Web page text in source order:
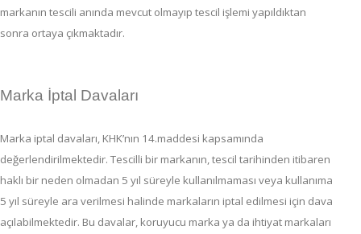
markanın tescili anında mevcut olmayıp tescil işlemi yapıldıktan
sonra ortaya çıkmaktadır.
Marka İptal Davaları
Marka iptal davaları, KHK’nın 14.maddesi kapsamında
değerlendirilmektedir. Tescilli bir markanın, tescil tarihinden itibaren
haklı bir neden olmadan 5 yıl süreyle kullanılmaması veya kullanıma
5 yıl süreyle ara verilmesi halinde markaların iptal edilmesi için dava
açılabilmektedir. Bu davalar, koruyucu marka ya da ihtiyat markaları